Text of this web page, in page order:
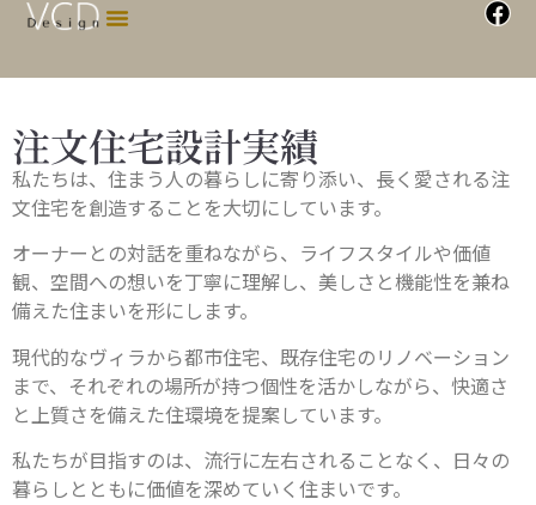
注文住宅設計実績
私たちは、住まう人の暮らしに寄り添い、長く愛される注
文住宅を創造することを大切にしています。
オーナーとの対話を重ねながら、ライフスタイルや価値
観、空間への想いを丁寧に理解し、美しさと機能性を兼ね
備えた住まいを形にします。
現代的なヴィラから都市住宅、既存住宅のリノベーション
まで、それぞれの場所が持つ個性を活かしながら、快適さ
と上質さを備えた住環境を提案しています。
私たちが目指すのは、流行に左右されることなく、日々の
暮らしとともに価値を深めていく住まいです。